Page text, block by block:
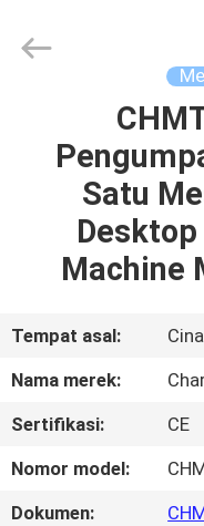
PRODUK
VIDEO
TENTANG
KAMI
TUR
PABRIK
TECHNOLOGY
LIMITED.
Satu
Machine
Tempat asal:
Cina
Nama merek:
Sertifikasi:
CE
Nomor model:
Dokumen: